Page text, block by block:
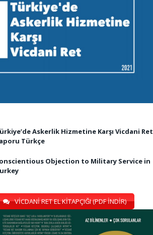
Askerlik Hizmetine Karşı Vicdani Ret
Türkçe
Objection to Military Service in
VİCDANİ RET EL KİTAPÇIĞI (PDF İNDİR)